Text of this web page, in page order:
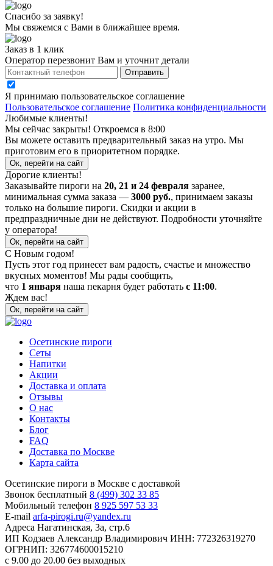
Спасибо за заявку!
Мы свяжемся с Вами в ближайшее время.
Заказ в 1 клик
Оператор перезвонит Вам и уточнит детали
Отправить
Я принимаю пользовательское соглашение
Пользовательское соглашение Политика конфиденциальности
Любимые клиенты!
Мы сейчас закрыты! Откроемся в 8:00
Вы можете оставить предварительный заказ на утро. Мы
приготовим его в приоритетном порядке.
Ок, перейти на сайт
Дорогие клиенты!
Заказывайте пироги на 20, 21 и 24 февраля заранее,
минимальная сумма заказа — 3000 руб., принимаем заказы
только на большие пироги. Скидки и акции в
предпраздничные дни не действуют. Подробности уточняйте
у оператора!
Ок, перейти на сайт
С Новым годом!
Пусть этот год принесет вам радость, счастье и множество
вкусных моментов! Мы рады сообщить,
что 1 января наша пекарня будет работать с 11:00.
Ждем вас!
Ок, перейти на сайт
Осетинские пироги
Сеты
Напитки
Акции
Доставка и оплата
Отзывы
О нас
Контакты
Блог
FAQ
Доставка по Москве
Карта сайта
Осетинские пироги в Москве с доставкой
Звонок бесплатный 8 (499) 302 33 85
Мобильный телефон 8 925 597 53 33
E-mail arfa-pirogi.ru@yandex.ru
Адреса Нагатинская, 3а, стр.6
ИП Кодзаев Александр Владимирович ИНН: 772326319270
ОГРНИП: 326774600015210
с 9.00 до 20.00 без выходных